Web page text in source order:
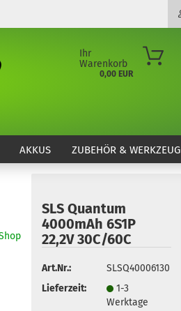
Konto erstellen
Passwort vergessen?
Ihr
Warenkorb
0,00 EUR
AKKUS ZUBEHÖR & WERKZEUG
SLS Quantum
4000mAh 6S1P
22,2V 30C/60C
Art.Nr.:
SLSQ40006130
Lieferzeit:
1-3
Werktage